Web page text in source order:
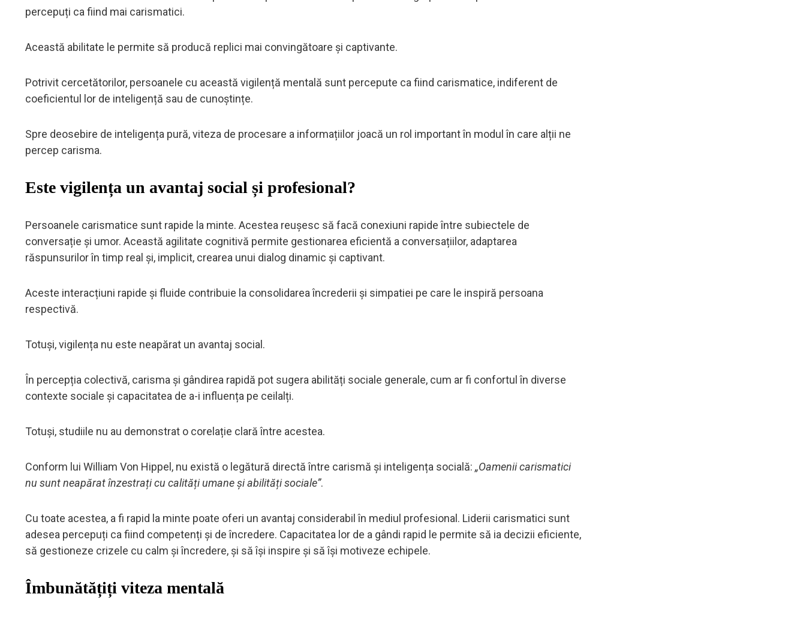
percepuți ca fiind mai carismatici.
Această abilitate le permite să producă replici mai convingătoare și captivante.
Potrivit cercetătorilor, persoanele cu această vigilență mentală sunt percepute ca fiind carismatice, indiferent de
coeficientul lor de inteligență sau de cunoștințe.
Spre deosebire de inteligența pură, viteza de procesare a informațiilor joacă un rol important în modul în care alții ne
percep carisma.
Este vigilența un avantaj social și profesional?
Persoanele carismatice sunt rapide la minte. Acestea reușesc să facă conexiuni rapide între subiectele de
conversație și umor. Această agilitate cognitivă permite gestionarea eficientă a conversațiilor, adaptarea
răspunsurilor în timp real și, implicit, crearea unui dialog dinamic și captivant.
Aceste interacțiuni rapide și fluide contribuie la consolidarea încrederii și simpatiei pe care le inspiră persoana
respectivă.
Totuși, vigilența nu este neapărat un avantaj social.
În percepția colectivă, carisma și gândirea rapidă pot sugera abilități sociale generale, cum ar fi confortul în diverse
contexte sociale și capacitatea de a-i influența pe ceilalți.
Totuși, studiile nu au demonstrat o corelație clară între acestea.
Conform lui William Von Hippel, nu există o legătură directă între carismă și inteligența socială: „Oamenii carismatici
nu sunt neapărat înzestrați cu calități umane și abilități sociale”.
Cu toate acestea, a fi rapid la minte poate oferi un avantaj considerabil în mediul profesional. Liderii carismatici sunt
adesea percepuți ca fiind competenți și de încredere. Capacitatea lor de a gândi rapid le permite să ia decizii eficiente,
să gestioneze crizele cu calm și încredere, și să își inspire și să își motiveze echipele.
Îmbunătățiți viteza mentală